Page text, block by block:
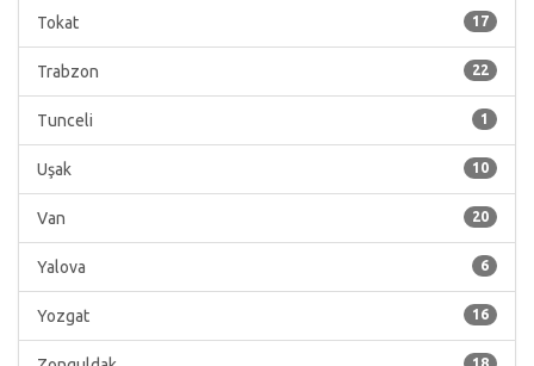
17
Tokat
22
Trabzon
1
Tunceli
10
Uşak
20
Van
6
Yalova
16
Yozgat